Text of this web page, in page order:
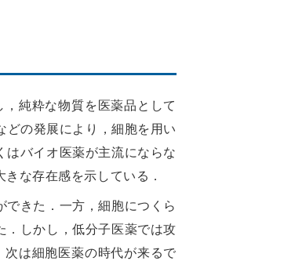
純粋な物質を医薬品として
どの発展により，細胞を用い
はバイオ医薬が主流にならな
な存在感を示している．
きた．一方，細胞につくら
．しかし，低分子医薬では攻
は細胞医薬の時代が来るで